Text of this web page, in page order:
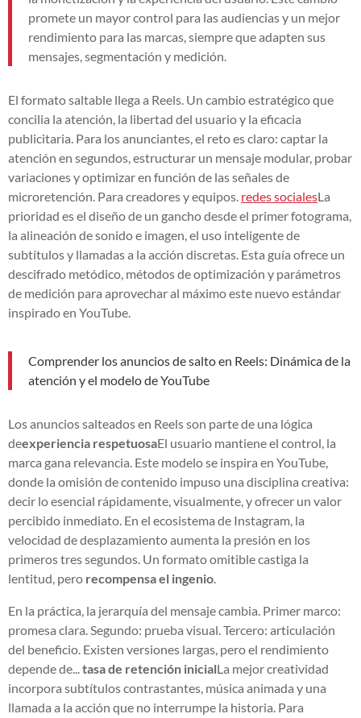
promete un mayor control para las audiencias y un mejor
rendimiento para las marcas, siempre que adapten sus
mensajes, segmentación y medición.
El formato saltable llega a Reels. Un cambio estratégico que
concilia la atención, la libertad del usuario y la eficacia
publicitaria. Para los anunciantes, el reto es claro: captar la
atención en segundos, estructurar un mensaje modular, probar
variaciones y optimizar en función de las señales de
microretención. Para creadores y equipos. redes socialesLa
prioridad es el diseño de un gancho desde el primer fotograma,
la alineación de sonido e imagen, el uso inteligente de
subtítulos y llamadas a la acción discretas. Esta guía ofrece un
descifrado metódico, métodos de optimización y parámetros
de medición para aprovechar al máximo este nuevo estándar
inspirado en YouTube.
Comprender los anuncios de salto en Reels: Dinámica de la
atención y el modelo de YouTube
Los anuncios salteados en Reels son parte de una lógica
deexperiencia respetuosaEl usuario mantiene el control, la
marca gana relevancia. Este modelo se inspira en YouTube,
donde la omisión de contenido impuso una disciplina creativa:
decir lo esencial rápidamente, visualmente, y ofrecer un valor
percibido inmediato. En el ecosistema de Instagram, la
velocidad de desplazamiento aumenta la presión en los
primeros tres segundos. Un formato omitible castiga la
lentitud, pero recompensa el ingenio
En la práctica, la jerarquía del mensaje cambia. Primer marco:
promesa clara. Segundo: prueba visual. Tercero: articulación
del beneficio. Existen versiones largas, pero el rendimiento
depende de... tasa de retención inicialLa mejor creatividad
incorpora subtítulos contrastantes, música animada y una
llamada a la acción que no interrumpe la historia. Para